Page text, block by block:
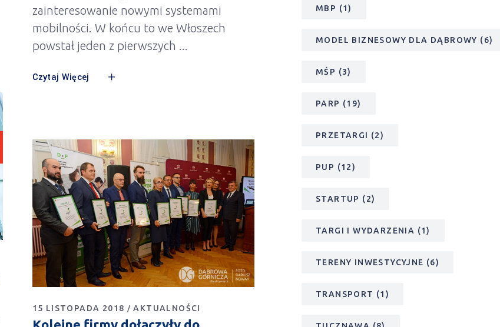
zainteresowanie nowymi systemami
mobilności. W końcu to we Włoszech
powstał jeden z pierwszych
Czytaj Więcej
15 LISTOPADA 2018 AKTUALNOŚCI
MBP (1)
MODEL BIZNESOWY DLA DĄBROWY (6)
MŚP (3)
PARP (19)
PRZETARGI (2)
PUP (12)
STARTUP (2)
TARGI I WYDARZENIA (1)
TERENY INWESTYCYJNE (6)
TRANSPORT (1)